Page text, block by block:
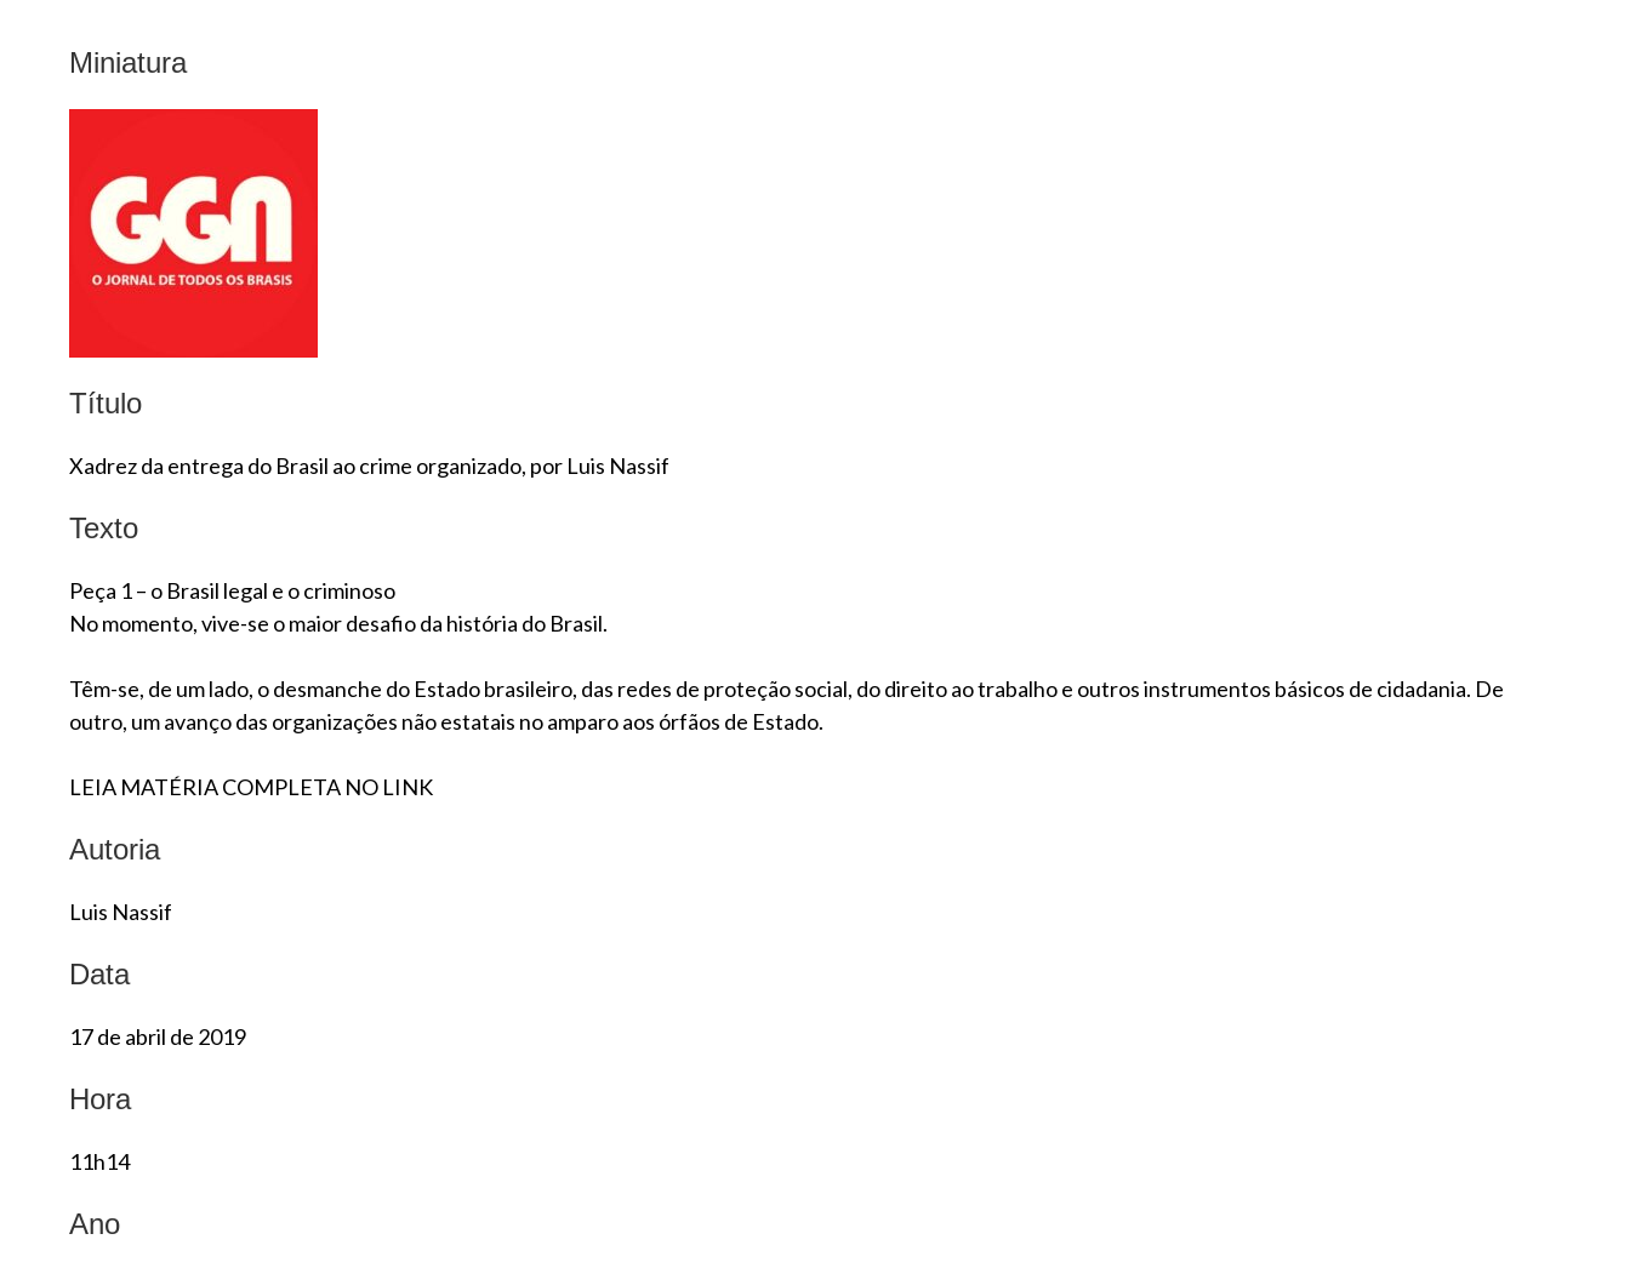
Miniatura
Título
Xadrez da entrega do Brasil ao crime organizado, por Luis Nassif
Texto
Peça 1 – o Brasil legal e o criminoso
No momento, vive-se o maior desafio da história do Brasil.
Têm-se, de um lado, o desmanche do Estado brasileiro, das redes de proteção social, do direito ao trabalho e outros instrumentos básicos de cidadania. De
outro, um avanço das organizações não estatais no amparo aos órfãos de Estado.
LEIA MATÉRIA COMPLETA NO LINK
Autoria
Luis Nassif
Data
17 de abril de 2019
Hora
11h14
Ano